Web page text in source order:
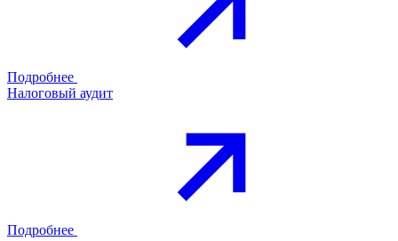
Подробнее
Налоговый аудит
Подробнее